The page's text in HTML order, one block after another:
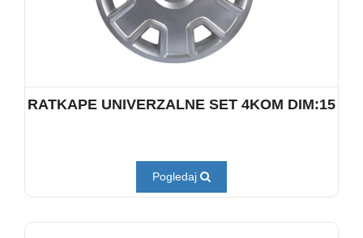
RATKAPE UNIVERZALNE SET 4KOM DIM:15
Pogledaj